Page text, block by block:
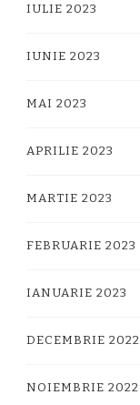
IULIE 2023
IUNIE 2023
MAI 2023
APRILIE 2023
MARTIE 2023
FEBRUARIE 2023
IANUARIE 2023
DECEMBRIE 2022
NOIEMBRIE 2022